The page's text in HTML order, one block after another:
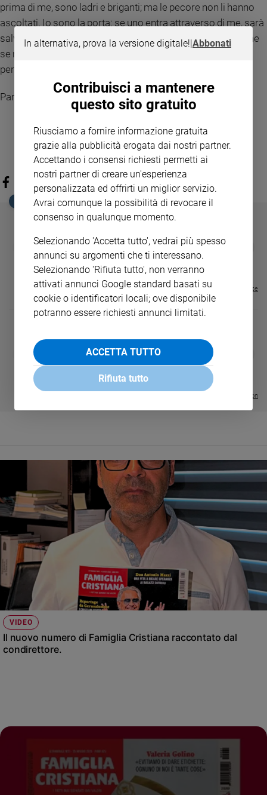
prima di me, sono ladri e briganti; ma le pecore non li hanno
ascoltati. Io sono la porta: se uno entra attraverso di me, sarà
salvato; entrerà e uscirà e troverà pascolo. Il ladro non viene
se non per rubare, uccidere e distruggere; io sono venuto
perché abbiano la vita a l'abbiano in abbondanza».
Parola del Signore
EDICOLA SAN PAOLO
GBABY
€ 34,80 € 21,90 37%
FAMIGLIA CRISTIANA
€ 104,00 € 83,00 20%
Visualizza tutte le riviste
LE GRANDI BASILICHE ITALIANE
- VOL DA 1 AL 5
DIARIO G 2026-27
Visualizza tutte le collection
VIDEO
Il nuovo numero di Famiglia Cristiana raccontato dal
condirettore.
In alternativa, prova la versione digitale!|Abbonati
Contribuisci a mantenere
questo sito gratuito
Riusciamo a fornire informazione gratuita
grazie alla pubblicità erogata dai nostri partner.
Accettando i consensi richiesti permetti ai
nostri partner di creare un'esperienza
personalizzata ed offrirti un miglior servizio.
Avrai comunque la possibilità di revocare il
consenso in qualunque momento.
Selezionando 'Accetta tutto', vedrai più spesso
annunci su argomenti che ti interessano.
Selezionando 'Rifiuta tutto', non verranno
attivati annunci Google standard basati su
cookie o identificatori locali; ove disponibile
potranno essere richiesti annunci limitati.
ACCETTA TUTTO
Rifiuta tutto